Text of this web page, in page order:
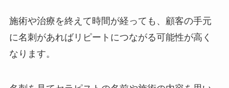
施術や治療を終えて時間が経っても、顧客の手元
に名刺があればリピートにつながる可能性が高く
なります。